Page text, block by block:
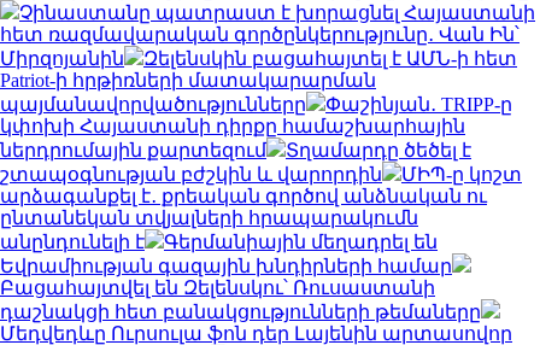
Չինաստանը պատրաստ է խորացնել Հայաստանի
հետ ռազմավարական գործընկերությունը․ Վան Ին՝
Միրզոյանին
Զելենսկին բացահայտել է ԱՄՆ-ի հետ
Patriot-ի հրթիռների մատակարարման
պայմանավորվածությունները
Փաշինյան․ TRIPP-ը
կփոխի Հայաստանի դիրքը համաշխարհային
ներդրումային քարտեզում
Տղամարդը ծեծել է
շտապօգնության բժշկին և վարորդին
ՄԻՊ-ը կոշտ
արձագանքել է․ քրեական գործով անձնական ու
ընտանեկան տվյալների հրապարակումն
անընդունելի է
Գերմանիային մեղադրել են
Եվրամիության գազային խնդիրների համար
Բացահայտվել են Զելենսկու՝ Ռուսաստանի
դաշնակցի հետ բանակցությունների թեմաները
Մեդվեդևը Ուրսուլա ֆոն դեր Լայենին արտասովոր